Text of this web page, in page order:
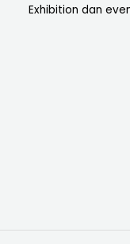
Exhibition dan